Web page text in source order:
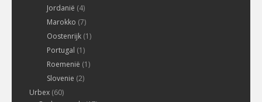
Jordanië (4)
Marokko (7)
Oostenrijk (1)
Portugal (1)
Roemenië (1)
Slovenie (2)
Urbex (60)